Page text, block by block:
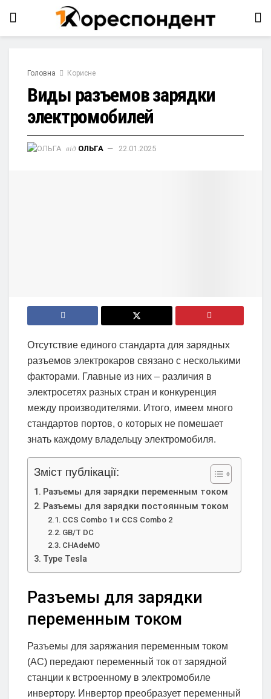
Головна Корисне
Виды разъемов зарядки
электромобилей
від ОЛЬГА 22.01.2025
Отсутствие единого стандарта для зарядных
разъемов электрокаров связано с несколькими
факторами. Главные из них – различия в
электросетях разных стран и конкуренция
между производителями. Итого, имеем много
стандартов портов, о которых не помешает
знать каждому владельцу электромобиля.
Зміст публікації:
Разъемы для зарядки переменным током
Разъемы для зарядки постоянным током
CCS Combo 1 и CCS Combo 2
GB/T DC
CHAdeMO
Type Tesla
Разъемы для зарядки
переменным током
Разъемы для заряжания переменным током
(AC) передают переменный ток от зарядной
станции к встроенному в электромобиле
инвертору. Инвертор преобразует переменный